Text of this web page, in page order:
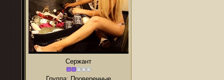
Сержант